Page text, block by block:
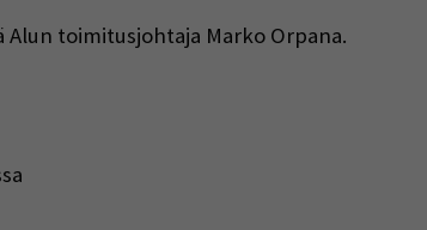
Alun toimitusjohtaja Marko Orpana.